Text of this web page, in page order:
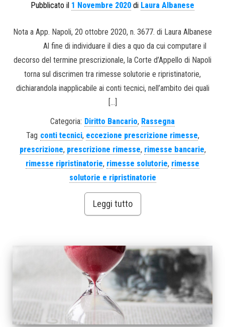
Pubblicato il 1 Novembre 2020 di Laura Albanese
Nota a App. Napoli, 20 ottobre 2020, n. 3677. di Laura Albanese
Al fine di individuare il dies a quo da cui computare il
decorso del termine prescrizionale, la Corte d’Appello di Napoli
torna sul discrimen tra rimesse solutorie e ripristinatorie,
dichiarandola inapplicabile ai conti tecnici, nell’ambito dei quali
[…]
Categoria: Diritto Bancario, Rassegna
Tag conti tecnici, eccezione prescrizione rimesse,
prescrizione, prescrizione rimesse, rimesse bancarie,
rimesse ripristinatorie, rimesse solutorie, rimesse
solutorie e ripristinatorie
Leggi tutto